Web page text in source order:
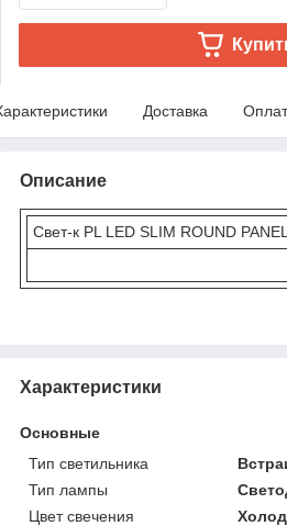
Доставка
Описание
Свет-к PL LED SLIM ROUND
Характеристики
Основные
Тип светильника
Тип лампы
Цвет свечения